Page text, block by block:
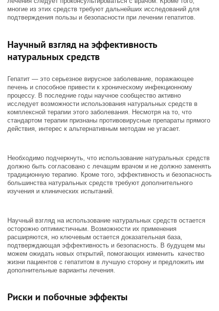
многие из этих средств требуют дальнейших исследований для
подтверждения пользы и безопасности при лечении гепатитов.
Научный взгляд на эффективность
натуральных средств
Гепатит — это серьезное вирусное заболевание, поражающее
печень и способное привести к хроническому инфекционному
процессу. В последние годы научное сообщество активно
исследует возможности использования натуральных средств в
комплексной терапии этого заболевания. Несмотря на то, что
стандартом терапии признаны противовирусные препараты прямого
действия, интерес к альтернативным методам не угасает.
Необходимо подчеркнуть, что использование натуральных средств
должно быть согласовано с лечащим врачом и не должно заменять
традиционную терапию. Кроме того, эффективность и безопасность
большинства натуральных средств требуют дополнительного
изучения и клинических испытаний.
Научный взгляд на использование натуральных средств остается
осторожно оптимистичным. Возможности их применения
расширяются, но ключевым остается доказательная база,
подтверждающая эффективность и безопасность. В будущем мы
можем ожидать новых открытий, помогающих изменить качество
жизни пациентов с гепатитом в лучшую сторону и предложить им
дополнительные варианты лечения.
Риски и побочные эффекты